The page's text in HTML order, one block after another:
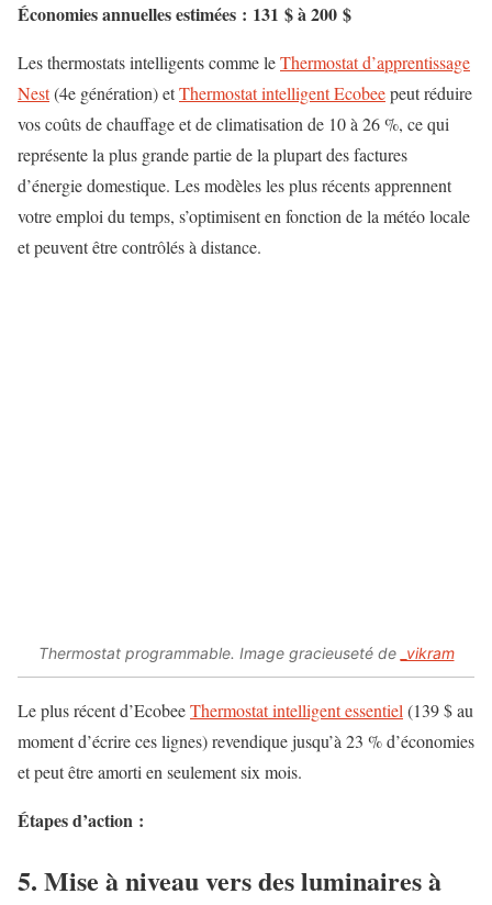
Économies annuelles estimées : 131 $ à 200 $
Les thermostats intelligents comme leThermostat d’apprentissage
Nest(4e génération) etThermostat intelligent Ecobeepeut réduire
vos coûts de chauffage et de climatisation de 10 à 26 %, ce qui
représente la plus grande partie de la plupart des factures
d’énergie domestique. Les modèles les plus récents apprennent
votre emploi du temps, s’optimisent en fonction de la météo locale
et peuvent être contrôlés à distance.
Thermostat programmable. Image gracieuseté de _vikram
Le plus récent d’EcobeeThermostat intelligent essentiel (139 $ au
moment d’écrire ces lignes) revendique jusqu’à 23 % d’économies
et peut être amorti en seulement six mois.
Étapes d’action :
5. Mise à niveau vers des luminaires à